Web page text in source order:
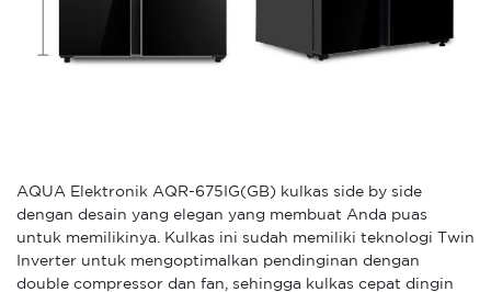
AQUA Elektronik AQR-675IG(GB) kulkas side by side
dengan desain yang elegan yang membuat Anda puas
untuk memilikinya. Kulkas ini sudah memiliki teknologi Twin
Inverter untuk mengoptimalkan pendinginan dengan
double compressor dan fan, sehingga kulkas cepat dingin